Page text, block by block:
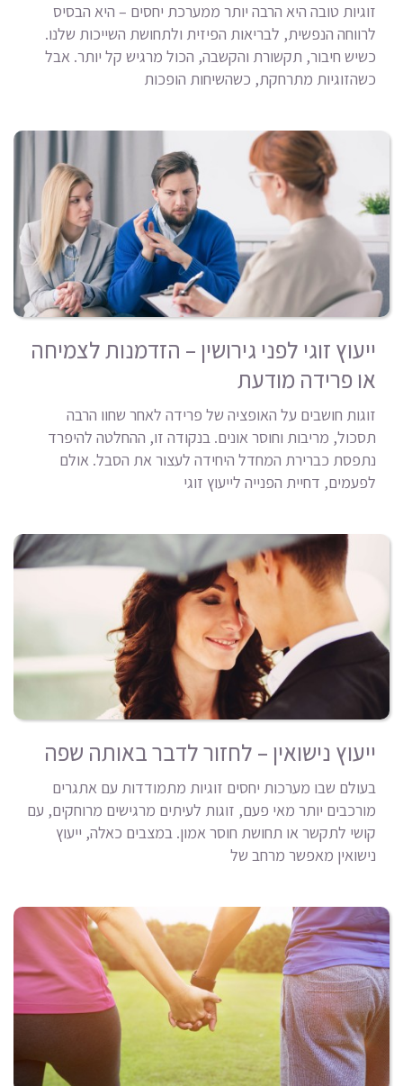
זוגיות טובה היא הרבה יותר ממערכת יחסים – היא הבסיס
לרווחה הנפשית, לבריאות הפיזית ולתחושת השייכות שלנו.
כשיש חיבור, תקשורת והקשבה, הכול מרגיש קל יותר. אבל
כשהזוגיות מתרחקת, כשהשיחות הופכות
ייעוץ זוגי לפני גירושין – הזדמנות לצמיחה
או פרידה מודעת
זוגות חושבים על האופציה של פרידה לאחר שחוו הרבה
תסכול, מריבות וחוסר אונים. בנקודה זו, ההחלטה להיפרד
נתפסת כברירת המחדל היחידה לעצור את הסבל. אולם
לפעמים, דחיית הפנייה לייעוץ זוגי
ייעוץ נישואין – לחזור לדבר באותה שפה
בעולם שבו מערכות יחסים זוגיות מתמודדות עם אתגרים
מורכבים יותר מאי פעם, זוגות לעיתים מרגישים מרוחקים, עם
קושי לתקשר או תחושת חוסר אמון. במצבים כאלה, ייעוץ
נישואין מאפשר מרחב של